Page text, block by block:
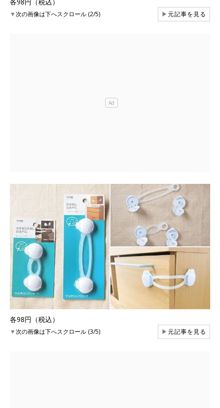
▼次の画像は下へスクロール (2/5) ▶元記事を見る
各98円（税込）
▼次の画像は下へスクロール (3/5) ▶元記事を見る